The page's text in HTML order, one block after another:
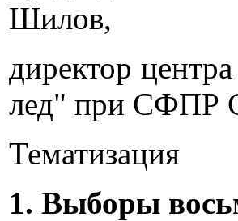
Шилов,
директор
лед" при СФПР
Тематизация
Выборы